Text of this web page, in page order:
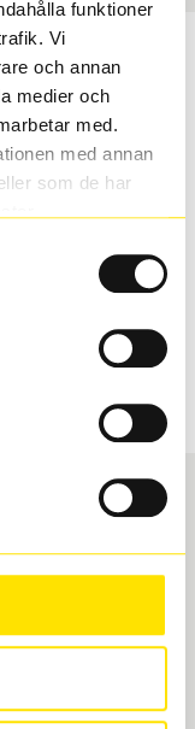
funktioner
Vi
och annan
medier och
med.
med annan
som de har
det däck du
däck som skall
kolla en extra
hade ut från
hos oss
däckverkstäder i
eller
och tid för